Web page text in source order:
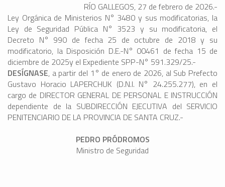
RÍO GALLEGOS, 27 de febrero de 2026.-
Ley Orgánica de Ministerios N° 3480 y sus modificatorias, la
Ley de Seguridad Pública N° 3523 y su modificatoria, el
Decreto N° 990 de fecha 25 de octubre de 2018 y su
modificatorio, la Disposición D.E.-N° 00461 de fecha 15 de
diciembre de 2025y el Expediente SPP-N° 591.329/25.-
DESÍGNASE, a partir del 1° de enero de 2026, al Sub Prefecto
Gustavo Horacio LAPERCHUK (D.N.I. N° 24.255.277), en el
cargo de DIRECTOR GENERAL DE PERSONAL E INSTRUCCIÓN
dependiente de la SUBDIRECCIÓN EJECUTIVA del SERVICIO
PENITENCIARIO DE LA PROVINCIA DE SANTA CRUZ.-
PEDRO PRÓDROMOS
Ministro de Seguridad